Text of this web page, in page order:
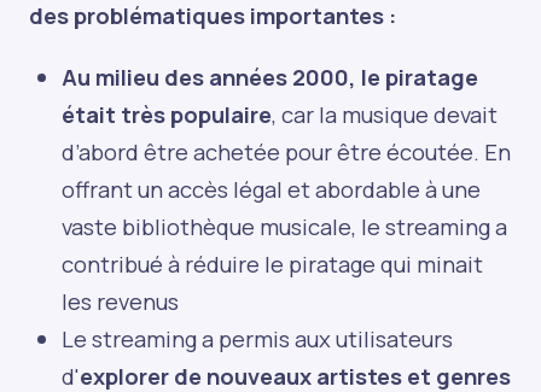
des problématiques importantes :
Au milieu des années 2000, le piratage
était très populaire, car la musique devait
d’abord être achetée pour être écoutée. En
offrant un accès légal et abordable à une
vaste bibliothèque musicale, le streaming a
contribué à réduire le piratage qui minait
les revenus
Le streaming a permis aux utilisateurs
d'explorer de nouveaux artistes et genres